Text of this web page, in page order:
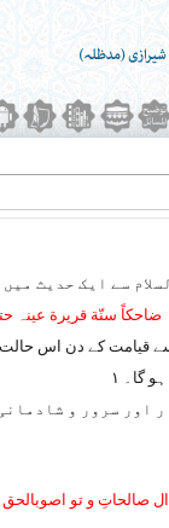
سے ایک حدیث میں
ضاحکاً سنّة قریرة عینہ
قیامت کے دن اس
گا۔ ۱
اور سرور و
ال صالحاتِ و تو اصوبالحق